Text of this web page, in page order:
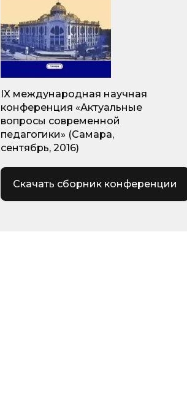
IX международная научная
конференция «Актуальные
вопросы современной
педагогики» (Самара,
сентябрь, 2016)
Скачать сборник конференции